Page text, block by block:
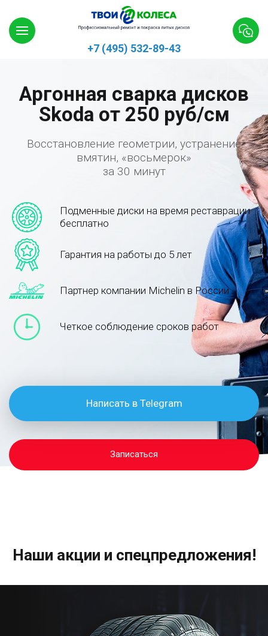
+7 (495) 532-89-43
Аргонная сварка дисков
Skoda от 250 руб/см
Восстановление геометрии, устранение
вмятин, «восьмерок»
за 30 минут
Подменные диски на время реставрации
бесплатно
Гарантия на работы до 5 лет
Партнер компании Michelin в России
Четкое соблюдение сроков работ
Написать в Telegram
Записаться
Наши акции и спецпредложения!